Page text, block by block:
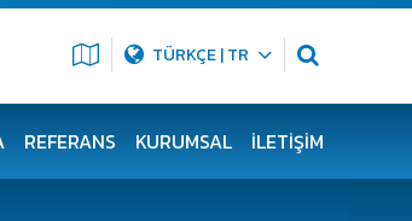
TÜRKÇE | TR
REFERANS KURUMSAL İLETIŞIM